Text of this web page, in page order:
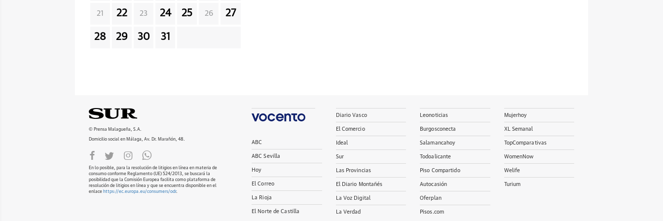
21 22 23 24 25 26 27
28 29 30 31
© Prensa Malagueña, S.A.
Domicilio social en Málaga, Av. Dr. Marañón, 48.
En lo posible, para la resolución de litigios en línea en materia de
consumo conforme Reglamento (UE) 524/2013, se buscará la
posibilidad que la Comisión Europea facilita como plataforma de
resolución de litigios en línea y que se encuentra disponible en el
enlace https://ec.europa.eu/consumers/odr.
ABC
ABC Sevilla
Hoy
El Correo
La Rioja
El Norte de Castilla
Diario Vasco
El Comercio
Ideal
Sur
Las Provincias
El Diario Montañés
La Voz Digital
La Verdad
Leonoticias
Burgosconecta
Salamancahoy
Todoalicante
Piso Compartido
Autocasión
Oferplan
Pisos.com
Mujerhoy
XL Semanal
TopComparativas
WomenNow
Welife
Turium